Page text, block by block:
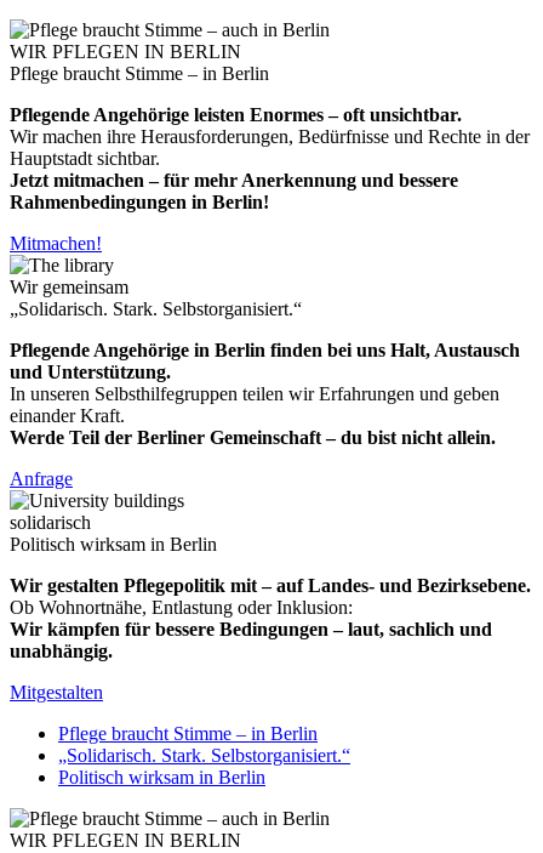
WIR PFLEGEN IN BERLIN
Pflege braucht Stimme – in Berlin
Pflegende Angehörige leisten Enormes – oft unsichtbar.
Wir machen ihre Herausforderungen, Bedürfnisse und Rechte in der
Hauptstadt sichtbar.
Jetzt mitmachen – für mehr Anerkennung und bessere
Rahmenbedingungen in Berlin!
Mitmachen!
Wir gemeinsam
„Solidarisch. Stark. Selbstorganisiert.“
Pflegende Angehörige in Berlin finden bei uns Halt, Austausch
und Unterstützung.
In unseren Selbsthilfegruppen teilen wir Erfahrungen und geben
einander Kraft.
Werde Teil der Berliner Gemeinschaft – du bist nicht allein.
Anfrage
solidarisch
Politisch wirksam in Berlin
Wir gestalten Pflegepolitik mit – auf Landes- und Bezirksebene.
Ob Wohnortnähe, Entlastung oder Inklusion:
Wir kämpfen für bessere Bedingungen – laut, sachlich und
unabhängig.
Mitgestalten
Pflege braucht Stimme – in Berlin
„Solidarisch. Stark. Selbstorganisiert.“
Politisch wirksam in Berlin
WIR PFLEGEN IN BERLIN